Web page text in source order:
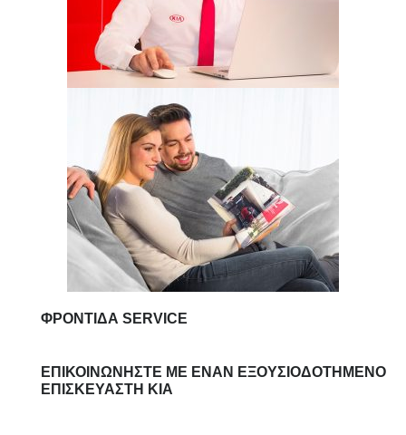
ΦΡΟΝΤΊΔΑ SERVICE
ΕΠΙΚΟΙΝΩΝΉΣΤΕ ΜΕ ΈΝΑΝ ΕΞΟΥΣΙΟΔΟΤΗΜΈΝΟ
ΕΠΙΣΚΕΥΑΣΤΉ KIA